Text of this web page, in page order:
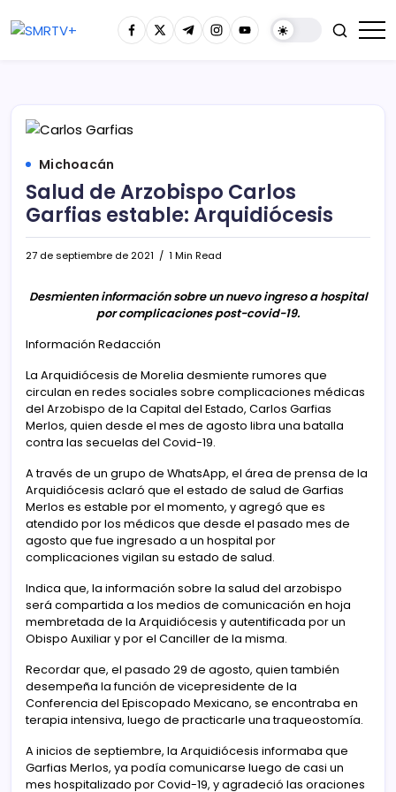
Michoacán
Salud de Arzobispo Carlos
Garfias estable: Arquidiócesis
27 de septiembre de 2021 1 Min Read
Desmienten información sobre un nuevo ingreso a hospital
por complicaciones post-covid-19.
Información Redacción
La Arquidiócesis de Morelia desmiente rumores que
circulan en redes sociales sobre complicaciones médicas
del Arzobispo de la Capital del Estado, Carlos Garfias
Merlos, quien desde el mes de agosto libra una batalla
contra las secuelas del Covid-19.
A través de un grupo de WhatsApp, el área de prensa de la
Arquidiócesis aclaró que el estado de salud de Garfias
Merlos es estable por el momento, y agregó que es
atendido por los médicos que desde el pasado mes de
agosto que fue ingresado a un hospital por
complicaciones vigilan su estado de salud.
Indica que, la información sobre la salud del arzobispo
será compartida a los medios de comunicación en hoja
membretada de la Arquidiócesis y autentificada por un
Obispo Auxiliar y por el Canciller de la misma.
Recordar que, el pasado 29 de agosto, quien también
desempeña la función de vicepresidente de la
Conferencia del Episcopado Mexicano, se encontraba en
terapia intensiva, luego de practicarle una traqueostomía.
A inicios de septiembre, la Arquidiócesis informaba que
Garfias Merlos, ya podía comunicarse luego de casi un
mes hospitalizado por Covid-19, y agradeció las oraciones